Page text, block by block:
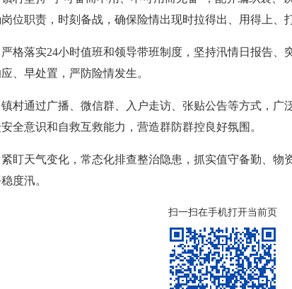
位职责，时刻备战，确保险情出现时拉得出、用得上、
格落实24小时值班和领导带班制度，坚持汛情日报告
、早处置，严防险情发生。
村通过广播、微信群、入户走访、张贴公告等方式，
全意识和自救互救能力，营造群防群控良好氛围。
盯天气变化，常态化排查整治隐患，抓实值守备勤、
度汛。
扫一扫在手机打开当前页